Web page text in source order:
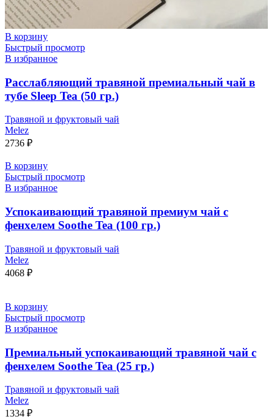
В корзину
Быстрый просмотр
В избранное
Расслабляющий травяной премиальный чай в
тубе Sleep Tea (50 гр.)
Травяной и фруктовый чай
Melez
2736 ₽
В корзину
Быстрый просмотр
В избранное
Успокаивающий травяной премиум чай с
фенхелем Soothe Tea (100 гр.)
Травяной и фруктовый чай
Melez
4068 ₽
В корзину
Быстрый просмотр
В избранное
Премиальный успокаивающий травяной чай с
фенхелем Soothe Tea (25 гр.)
Травяной и фруктовый чай
Melez
1334 ₽